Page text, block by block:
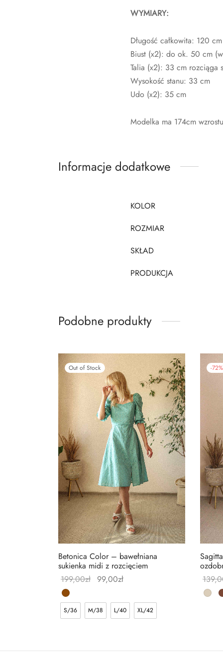
WYMIARY:
Długość całkowita: 120 cm
Biust (x2): do ok. 50 cm
Talia (x2): 33 cm rozciąga
Wysokość stanu: 33 cm
Udo (x2): 35 cm
Modelka ma 174cm
Informacje dodatkowe
KOLOR
ROZMIAR
SKŁAD
PRODUKCJA
Podobne produkty
Out of Stock
Betonica Color – bawełniana
sukienka midi z rozcięciem
199,00zł 99,00zł
S/36 M/38 L/40 XL/42
-72%